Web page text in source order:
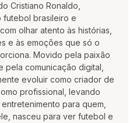
Cristiano Ronaldo,
futebol brasileiro e
olhar atento às histórias,
e às emoções que só o
Movido pela paixão
pela comunicação digital,
evoluir como criador de
profissional, levando
para quem,
nasceu para ver futebol e